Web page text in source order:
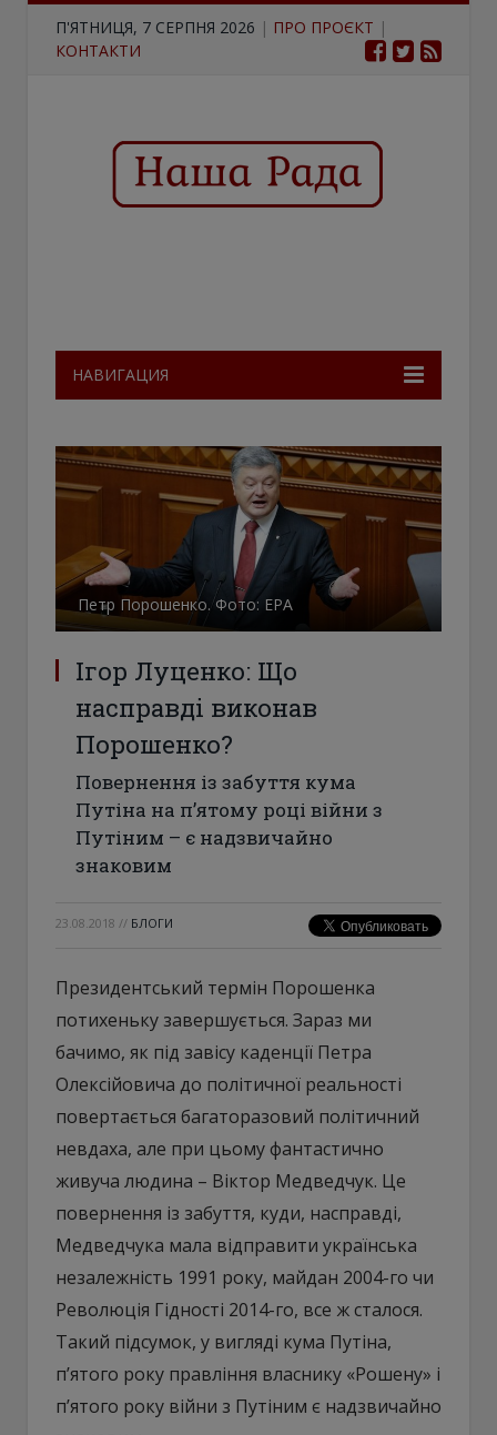
П'ЯТНИЦЯ, 7 СЕРПНЯ 2026 | ПРО ПРОЄКТ |
КОНТАКТИ
НАВИГАЦИЯ
Петр Порошенко. Фото: ЕРА
Ігор Луценко: Що
насправді виконав
Порошенко?
Повернення із забуття кума
Путіна на п’ятому році війни з
Путіним – є надзвичайно
знаковим
23.08.2018 // БЛОГИ
Президентський термін Порошенка
потихеньку завершується. Зараз ми
бачимо, як під завісу каденції Петра
Олексійовича до політичної реальності
повертається багаторазовий політичний
невдаха, але при цьому фантастично
живуча людина – Віктор Медведчук. Це
повернення із забуття, куди, насправді,
Медведчука мала відправити українська
незалежність 1991 року, майдан 2004-го чи
Революція Гідності 2014-го, все ж сталося.
Такий підсумок, у вигляді кума Путіна,
п’ятого року правління власнику «Рошену» і
п’ятого року війни з Путіним є надзвичайно